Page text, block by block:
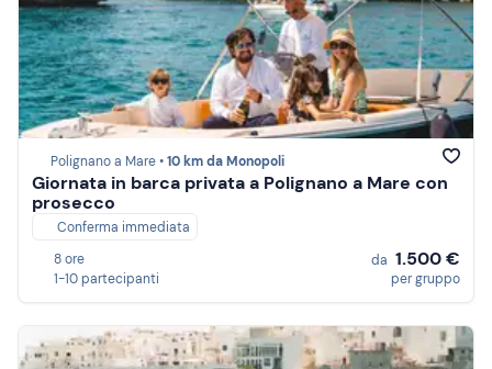
Polignano a Mare •10 km da Monopoli
Giornata in barca privata a Polignano a Mare con
prosecco
Conferma immediata
8 ore
1-10 partecipanti
da 1.500 €
per gruppo